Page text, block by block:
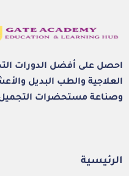
احصل على أفضل الدورات
العلاجية والطب البديل
وصناعة مستحضرات التجميل
الرئيسية